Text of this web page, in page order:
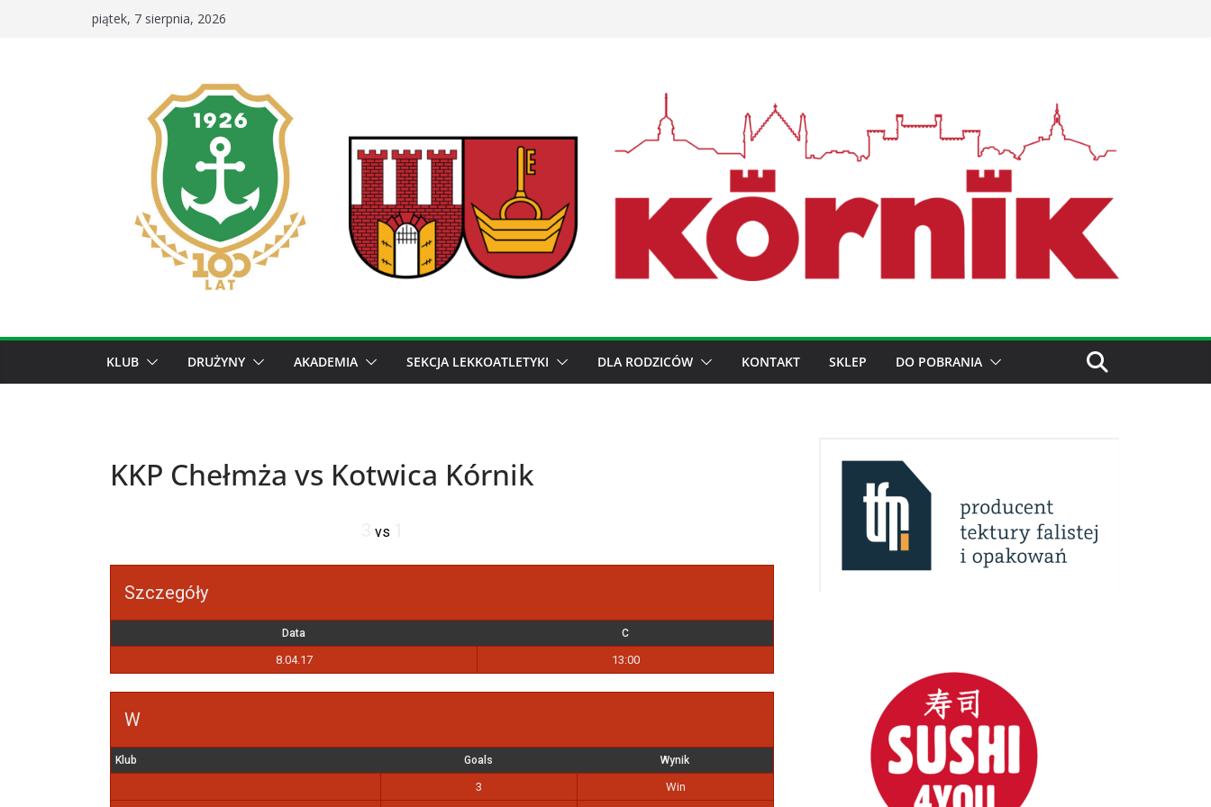
piątek, 7 sierpnia, 2026
KLUB DRUŻYNY AKADEMIA SEKCJA LEKKOATLETYKI DLA RODZICÓW KONTAKT SKLEP DO POBRANIA
KKP Chełmża vs Kotwica Kórnik
vs
Szczegóły
Data C
8.04.17 13:00
W
Klub Goals Wynik
3
Win